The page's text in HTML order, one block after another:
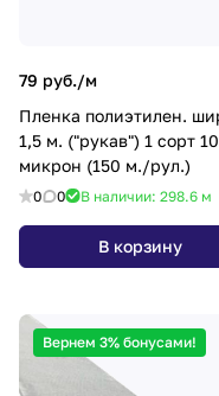
79 руб./м
Пленка полиэтилен.
1,5 м. ("рукав") 1 сорт
микрон (150 м./рул.)
0 0 В наличии: 298.6 м
В корзину
Вернем 3% бонусами!